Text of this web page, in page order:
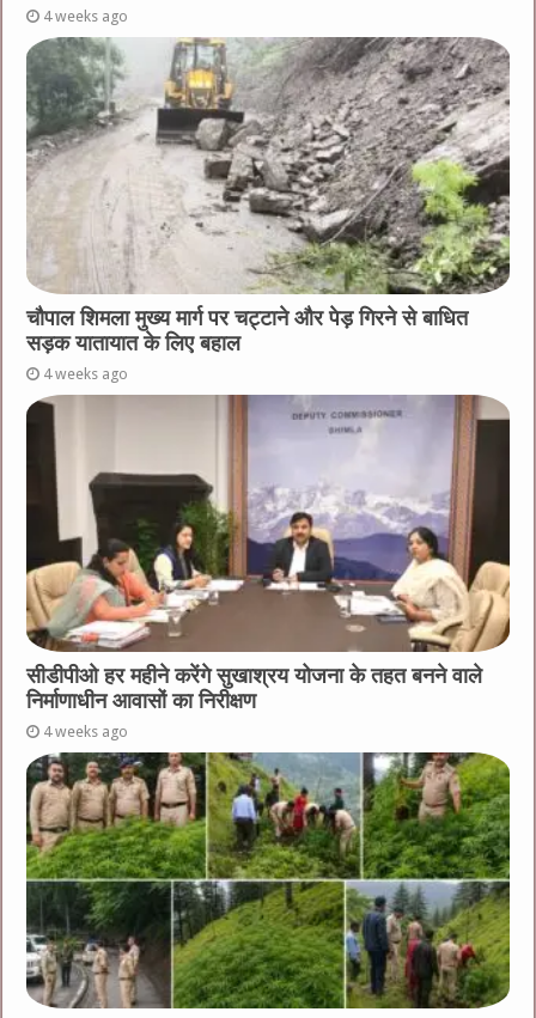
4 weeks ago
चौपाल शिमला मुख्य मार्ग पर चट्टाने और पेड़ गिरने से बाधित
सड़क यातायात के लिए बहाल
4 weeks ago
सीडीपीओ हर महीने करेंगे सुखाश्रय योजना के तहत बनने वाले
निर्माणाधीन आवासों का निरीक्षण
4 weeks ago